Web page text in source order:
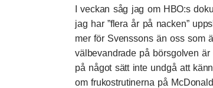
I veckan såg jag om HBO:s
jag har ”flera år på nacken”
mer för Svenssons än oss som
välbevandrade på börsgolven
på något sätt inte undgå att
om frukostrutinerna på